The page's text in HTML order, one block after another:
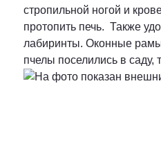
стропильной ногой и
протопить печь. Также
лабиринты. Оконные рамы
пчелы поселились в